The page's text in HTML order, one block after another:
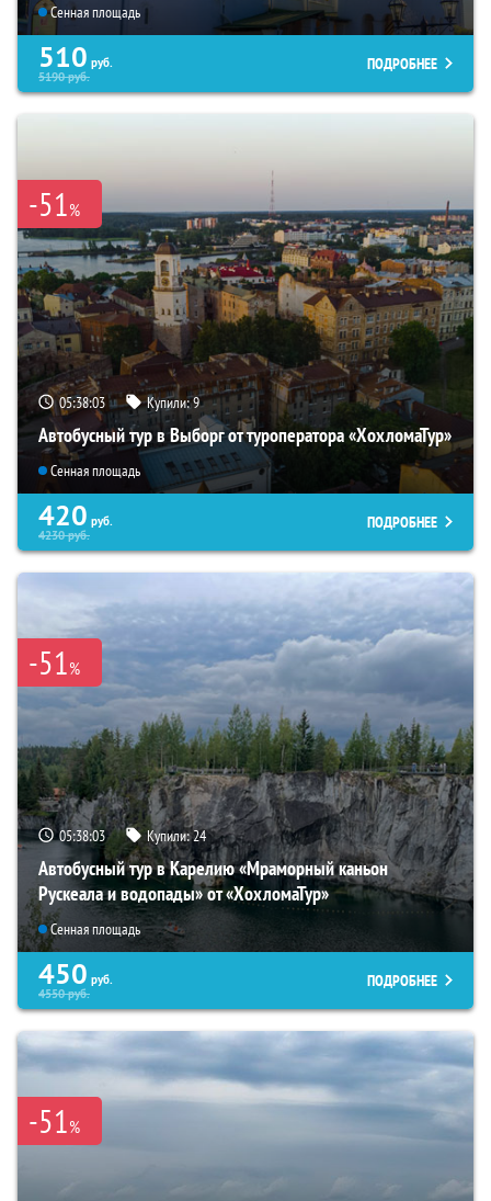
Сенная площадь
510 руб.
5190руб.
ПОДРОБНЕЕ
-51%
05:38:01 Купили:9
Автобусный тур в Выборг от туроператора «ХохломаТур»
Сенная площадь
420 руб.
4230руб.
ПОДРОБНЕЕ
-51%
05:38:01 Купили:24
Автобусный тур в Карелию «Мраморный каньон
Рускеала и водопады» от «ХохломаТур»
Сенная площадь
450 руб.
4550руб.
ПОДРОБНЕЕ
-51%